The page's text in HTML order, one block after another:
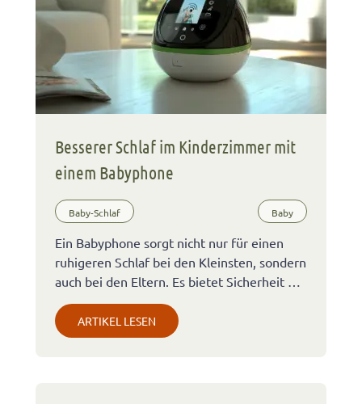
Besserer Schlaf im Kinderzimmer mit
einem Babyphone
Baby-Schlaf Baby
Ein Babyphone sorgt nicht nur für einen
ruhigeren Schlaf bei den Kleinsten, sondern
auch bei den Eltern. Es bietet Sicherheit …
ARTIKEL LESEN